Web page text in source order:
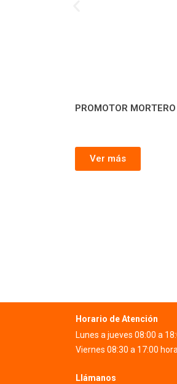
PROMOTOR
Ver más
Horario de Atención
Lunes a jueves 08:00 a
Viernes 08:30 a 17:00
Llámanos